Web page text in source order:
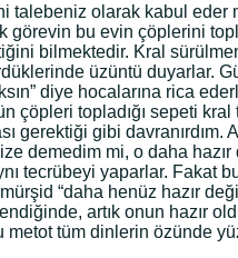
talebeniz olarak kabul
görevin bu evin çöplerini
bilmektedir. Kral
üzüntü duyarlar.
diye hocalarına rica
topladığı sepeti
gerektiği gibi davranırdım.
demedim mi, o daha
tecrübeyi yaparlar. Fakat
“daha henüz hazır
artık onun hazır
tüm dinlerin özünde